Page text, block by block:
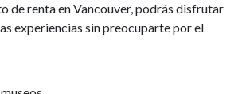
de renta en Vancouver, podrás disfrutar
experiencias sin preocuparte por el